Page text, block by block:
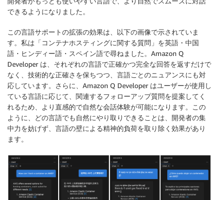
できるようになりました。
この言語サポートの拡張の効果は、以下の画像で示されていま
す。私は「コンテナホスティングに関する質問」を英語・中国
語・ヒンディー語・スペイン語で尋ねました。Amazon Q
Developer は、それぞれの言語で正確かつ完全な回答を返すだけで
なく、技術的な正確さを保ちつつ、言語ごとのニュアンスにも対
応しています。さらに、Amazon Q Developer はユーザーが使用し
ている言語に応じて、関連するフォローアップ質問を提案してく
れるため、より直感的で自然な会話体験が可能になります。この
ように、どの言語でも自然にやり取りできることは、開発者の集
中力を妨げず、言語の壁による精神的負荷を取り除く効果があり
ます。